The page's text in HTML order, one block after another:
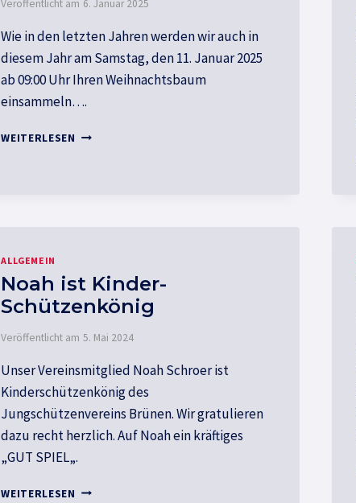
Veröffentlicht am 6. Januar 2025
Wie in den letzten Jahren werden wir auch in
diesem Jahr am Samstag, den 11. Januar 2025
ab 09:00 Uhr Ihren Weihnachtsbaum
einsammeln….
WEITERLESEN WEIHNACHTSBAUM
ALLGEMEIN
Noah ist Kinder-
Schützenkönig
Veröffentlicht am 5. Mai 2024
Unser Vereinsmitglied Noah Schroer ist
Kinderschützenkönig des
Jungschützenvereins Brünen. Wir gratulieren
dazu recht herzlich. Auf Noah ein kräftiges
„GUT SPIEL„.
WEITERLESEN NOAH